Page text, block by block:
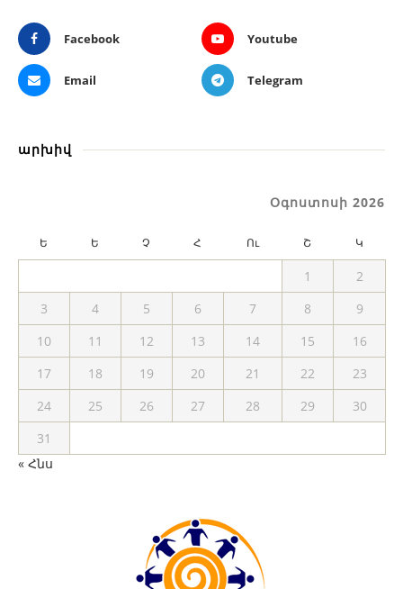
Facebook Youtube
Email Telegram
արխիվ
Օգոստոսի 2026
Ե Ե Չ Հ Ու Շ Կ
1
2
3
4 5 6 7 8
9
10
11 12 13 14 15
16
17
18 19 20 21 22
23
24
25 26 27 28 29
30
31
« Հնս